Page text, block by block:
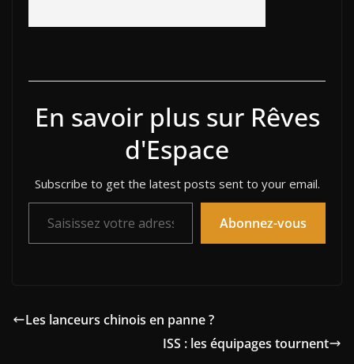
En savoir plus sur Rêves
d'Espace
Subscribe to get the latest posts sent to your email.
Saisissez votre adresse e-mail…
Abonnez-vous
Les lanceurs chinois en panne ?
ISS : les équipages tournent